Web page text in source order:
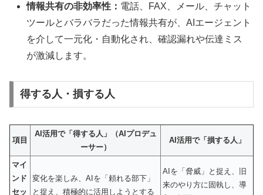
情報共有の非効率性： 電話、FAX、メール、チャット
ツールとバラバラだった情報共有が、AIエージェント
を介して一元化・自動化され、確認漏れや伝達ミス
が激減します。
得する人・損する人
項目
AI活用で「得する人」（AIプロデュ
ーサー）
AI活用で「損する人」
マイ
ンド
セッ
変化を楽しみ、AIを「頼れる部下」
と捉え、積極的に活用しようとする
AIを「脅威」と捉え、旧
来のやり方に固執し、導